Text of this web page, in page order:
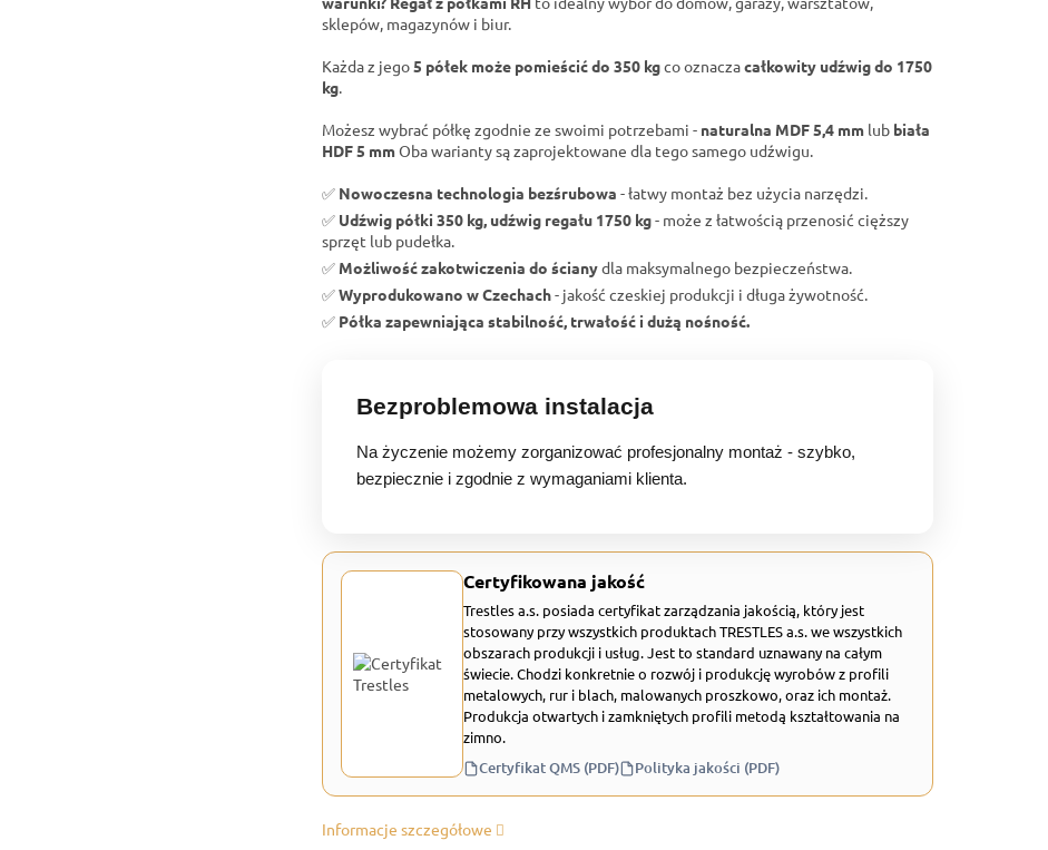
sklepów, magazynów i biur.
Każda z jego5 półek może pomieścić do 350 kgco oznaczacałkowity udźwig do 1750
kg.
Możesz wybrać półkę zgodnie ze swoimi potrzebami - naturalna MDF 5,4 mm lub biała
HDF 5 mmOba warianty są zaprojektowane dla tego samego udźwigu.
✅ Nowoczesna technologia bezśrubowa - łatwy montaż bez użycia narzędzi.
✅ Udźwig półki 350 kg, udźwig regału 1750 kg- może z łatwością przenosić cięższy
sprzęt lub pudełka.
✅ Możliwość zakotwiczenia do ścianydla maksymalnego bezpieczeństwa.
✅Wyprodukowano w Czechach- jakość czeskiej produkcji i długa żywotność.
✅ Półka zapewniająca stabilność, trwałość i dużą nośność.
Bezproblemowa instalacja
Na życzenie możemy zorganizować profesjonalny montaż - szybko,
bezpiecznie i zgodnie z wymaganiami klienta.
Certyfikowana jakość
Trestles a.s. posiada certyfikat zarządzania jakością, który jest
stosowany przy wszystkich produktach TRESTLES a.s. we wszystkich
obszarach produkcji i usług. Jest to standard uznawany na całym
świecie. Chodzi konkretnie o rozwój i produkcję wyrobów z profili
metalowych, rur i blach, malowanych proszkowo, oraz ich montaż.
Produkcja otwartych i zamkniętych profili metodą kształtowania na
zimno.
Certyfikat QMS (PDF) Polityka jakości (PDF)
Informacje szczegółowe